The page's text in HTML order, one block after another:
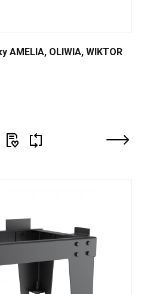
AMELIA, OLIWIA, WIKTOR